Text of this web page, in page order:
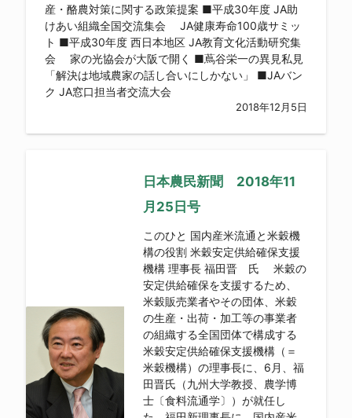
産・酪農対策に関する政策提案 ■平成30年度 JA助
けあい組織全国交流集会 JA健康寿命100歳サミッ
ト ■平成30年度 西日本地区 JA教育文化活動研究集
会 家の光協会が大阪で開く ■蔦谷栄一の異見私見
「解決は地域農家の話し合いにしかない」 ■JAバン
ク JA窓口担当者交流大会
2018年12月5日
日本農民新聞 2018年11
月25日号
このひと 国内産米流通と米穀機
構の役割 米穀安定供給確保支援
機構 理事長 福田晋 氏 米穀の
安定供給確保を支援するため、
米穀販売業者やその団体、米穀
の生産・出荷・加工等の事業者
の組織する全国団体で構成する
米穀安定供給確保支援機構（＝
米穀機構）の理事長に、6月、福
田晋氏（九州大学教授、農学博
士〔食料流通学〕）が就任し